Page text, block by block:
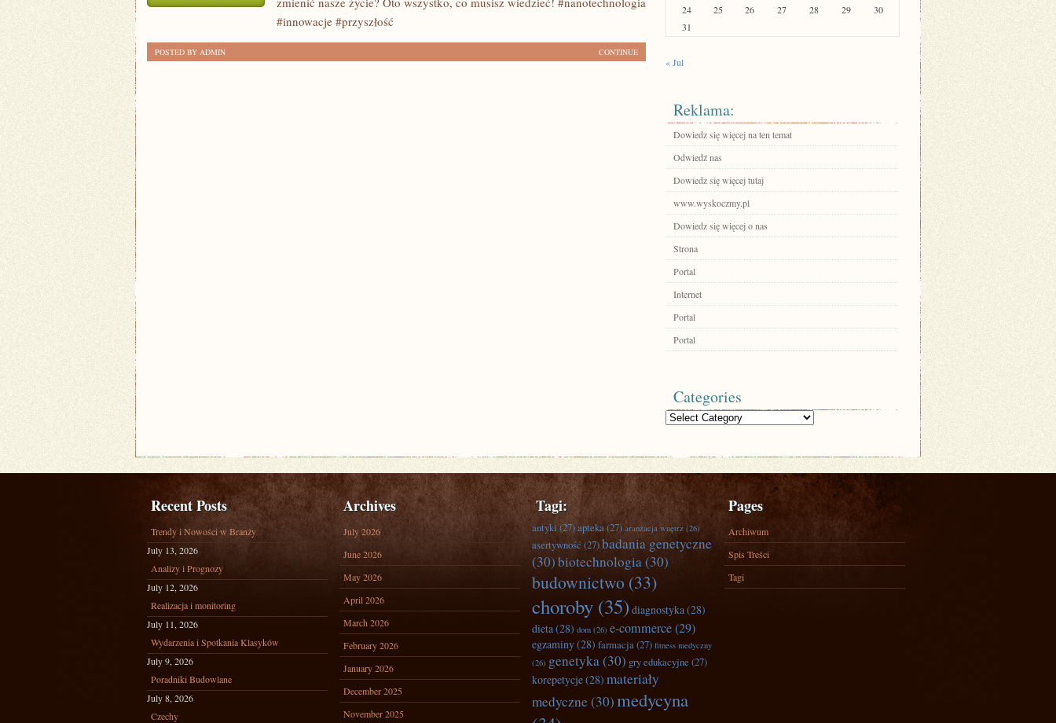
NIESAMOWITY#innowacje #przyszłość
CONTINUE
POSTED BY ADMIN
24
25 26 27 28 29
30
31
« Jul
Reklama:
Dowiedz się więcej na ten temat
Odwiedź nas
Dowiedz się więcej tutaj
www.wyskoczmy.pl
Dowiedz się więcej o nas
Strona
Portal
Internet
Portal
Portal
Categories
Categories
Recent Posts
Trendy i Nowości w Branży
July 13, 2026
Analizy i Prognozy
July 12, 2026
Realizacja i monitoring
July 11, 2026
Wydarzenia i Spotkania Klasyków
July 9, 2026
Poradniki Budowlane
July 8, 2026
Czechy
Archives
July 2026
June 2026
May 2026
April 2026
March 2026
February 2026
January 2026
December 2025
November 2025
Tagi:
antyki(27)apteka(27) aranżacja wnętrz (26)
asertywność (27)badania genetyczne
(30)biotechnologia(30)
budownictwo (33)
choroby (35) diagnostyka(28)
dieta(28) dom (26) e-commerce(29)
egzaminy(28) farmacja(27) fitness medyczny
(26) genetyka(30) gry edukacyjne (27)
korepetycje(28) materiały
medyczne (30)medycyna
Pages
Archiwum
Spis Treści
Tagi